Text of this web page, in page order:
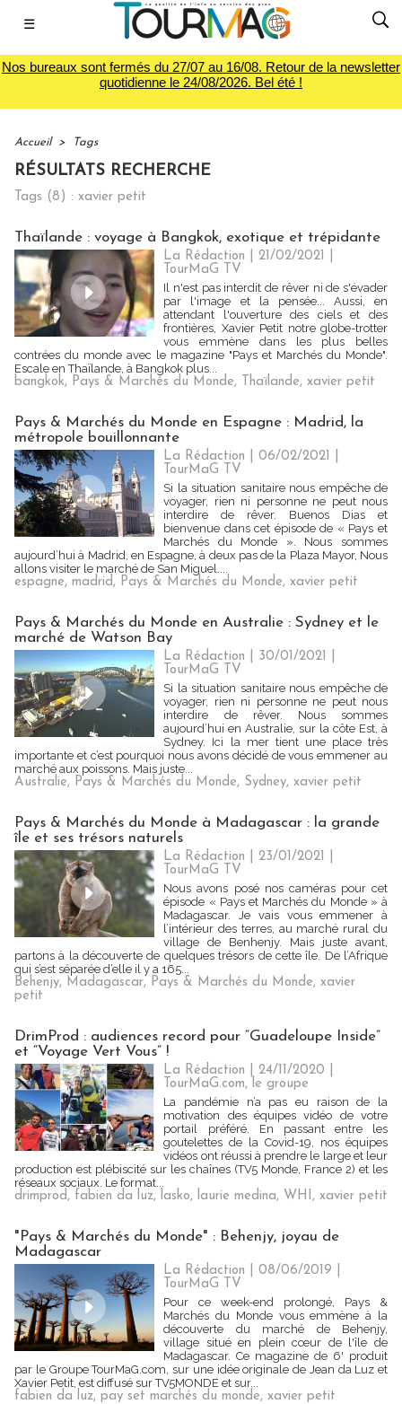
☰
Nos bureaux sont fermés du 27/07 au 16/08. Retour de la newsletter
quotidienne le 24/08/2026. Bel été !
Accueil > Tags
RÉSULTATS RECHERCHE
Tags (8) : xavier petit
Thaïlande : voyage à Bangkok, exotique et trépidante
La Rédaction | 21/02/2021
TourMaG TV
Il n'est pas interdit de rêver ni de s'évader
par l'image et la pensée... Aussi, en
attendant l'ouverture des ciels et des
frontières, Xavier Petit notre globe-trotter
vous emmène dans les plus belles
contrées du monde avec le magazine "Pays et Marchés du Monde".
Escale en Thaïlande, à Bangkok plus...
bangkok, Pays & Marchés du Monde, Thaïlande, xavier petit
Pays & Marchés du Monde en Espagne : Madrid, la
métropole bouillonnante
La Rédaction | 06/02/2021
TourMaG TV
Si la situation sanitaire nous empêche de
voyager, rien ni personne ne peut nous
interdire de rêver. Buenos Dias et
bienvenue dans cet épisode de « Pays et
Marchés du Monde ». Nous sommes
aujourd’hui à Madrid, en Espagne, à deux pas de la Plaza Mayor, Nous
allons visiter le marché de San Miguel....
espagne, madrid, Pays & Marchés du Monde, xavier petit
Pays & Marchés du Monde en Australie : Sydney et le
marché de Watson Bay
La Rédaction | 30/01/2021
TourMaG TV
Si la situation sanitaire nous empêche de
voyager, rien ni personne ne peut nous
interdire de rêver. Nous sommes
aujourd’hui en Australie, sur la côte Est, à
Sydney. Ici la mer tient une place très
importante et c’est pourquoi nous avons décidé de vous emmener au
marché aux poissons. Mais juste...
Australie, Pays & Marchés du Monde, Sydney, xavier petit
Pays & Marchés du Monde à Madagascar : la grande
île et ses trésors naturels
La Rédaction | 23/01/2021
TourMaG TV
Nous avons posé nos caméras pour cet
épisode « Pays et Marchés du Monde » à
Madagascar. Je vais vous emmener à
l’intérieur des terres, au marché rural du
village de Benhenjy. Mais juste avant,
partons à la découverte de quelques trésors de cette île. De l’Afrique
qui s’est séparée d’elle il y a 165...
Behenjy, Madagascar, Pays & Marchés du Monde, xavier
petit
DrimProd : audiences record pour “Guadeloupe Inside”
et “Voyage Vert Vous” !
La Rédaction | 24/11/2020
TourMaG.com, le groupe
La pandémie n’a pas eu raison de la
motivation des équipes vidéo de votre
portail préféré. En passant entre les
goutelettes de la Covid-19, nos équipes
vidéos ont réussi à prendre le large et leur
production est plébiscité sur les chaînes (TV5 Monde, France 2) et les
réseaux sociaux. Le format...
drimprod, fabien da luz, lasko, laurie medina, WHI, xavier petit
"Pays & Marchés du Monde" : Behenjy, joyau de
Madagascar
La Rédaction | 08/06/2019
TourMaG TV
Pour ce week-end prolongé, Pays &
Marchés du Monde vous emmène à la
découverte du marché de Behenjy,
village situé en plein cœur de l'île de
Madagascar. Ce magazine de 6' produit
par le Groupe TourMaG.com, sur une idée originale de Jean da Luz et
Xavier Petit, est diffusé sur TV5MONDE et sur...
fabien da luz, pay set marchés du monde, xavier petit